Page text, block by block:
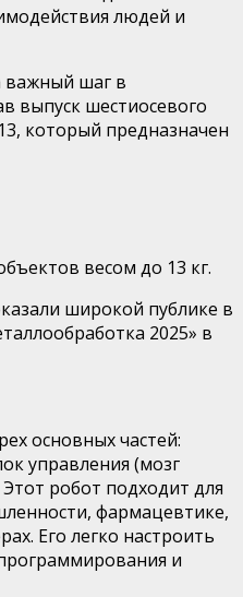
людей и
важный шаг в
выпуск шестиосевого
, который предназначен
весом до 13 кг.
широкой публике в
2025» в
ех основных частей:
управления (мозг
Этот робот подходит для
и, фармацевтике,
Его легко настроить
и